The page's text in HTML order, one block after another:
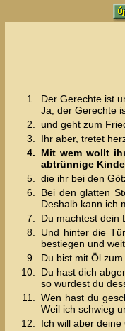
1.
Der Gerechte ist
Ja, der Gerechte
2.
und geht zum
3.
Ihr aber, tretet
4.
Mit wem wollt
abtrünnige
5.
die ihr bei den
6.
Bei den glatten
Deshalb kann ich
7.
Du machtest dein
8.
Und hinter die
bestiegen und
9.
Du bist mit Öl
10.
Du hast dich
so wurdest du
11.
Wen hast du
Weil ich schwieg
12.
Ich will aber